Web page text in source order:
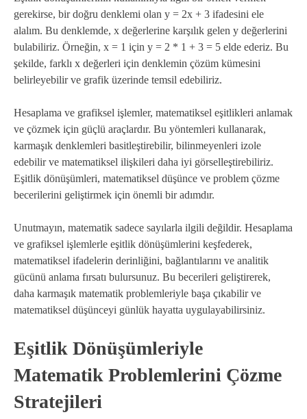
gerekirse, bir doğru denklemi olan y = 2x + 3 ifadesini ele
alalım. Bu denklemde, x değerlerine karşılık gelen y değerlerini
bulabiliriz. Örneğin, x = 1 için y = 2 * 1 + 3 = 5 elde ederiz. Bu
şekilde, farklı x değerleri için denklemin çözüm kümesini
belirleyebilir ve grafik üzerinde temsil edebiliriz.
Hesaplama ve grafiksel işlemler, matematiksel eşitlikleri anlamak
ve çözmek için güçlü araçlardır. Bu yöntemleri kullanarak,
karmaşık denklemleri basitleştirebilir, bilinmeyenleri izole
edebilir ve matematiksel ilişkileri daha iyi görselleştirebiliriz.
Eşitlik dönüşümleri, matematiksel düşünce ve problem çözme
becerilerini geliştirmek için önemli bir adımdır.
Unutmayın, matematik sadece sayılarla ilgili değildir. Hesaplama
ve grafiksel işlemlerle eşitlik dönüşümlerini keşfederek,
matematiksel ifadelerin derinliğini, bağlantılarını ve analitik
gücünü anlama fırsatı bulursunuz. Bu becerileri geliştirerek,
daha karmaşık matematik problemleriyle başa çıkabilir ve
matematiksel düşünceyi günlük hayatta uygulayabilirsiniz.
Eşitlik Dönüşümleriyle
Matematik Problemlerini Çözme
Stratejileri